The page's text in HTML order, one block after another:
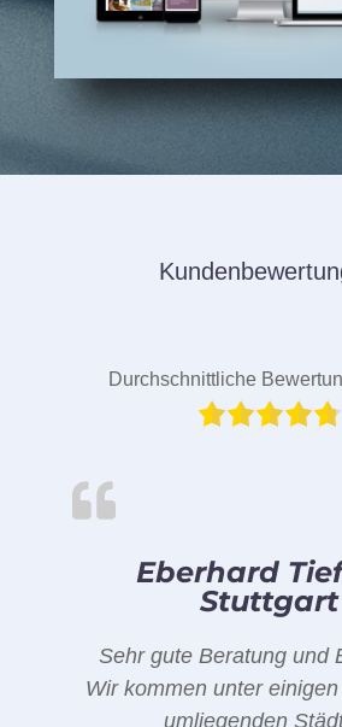
Durchschnittliche
Eberhard
Stuttgart
Sehr gute Beratung und
Wir kommen unter
umliegenden